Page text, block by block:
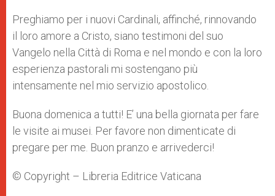
Preghiamo per i nuovi Cardinali, affinché, rinnovando
il loro amore a Cristo, siano testimoni del suo
Vangelo nella Città di Roma e nel mondo e con la loro
esperienza pastorali mi sostengano più
intensamente nel mio servizio apostolico.
Buona domenica a tutti! E’ una bella giornata per fare
le visite ai musei. Per favore non dimenticate di
pregare per me. Buon pranzo e arrivederci!
© Copyright – Libreria Editrice Vaticana